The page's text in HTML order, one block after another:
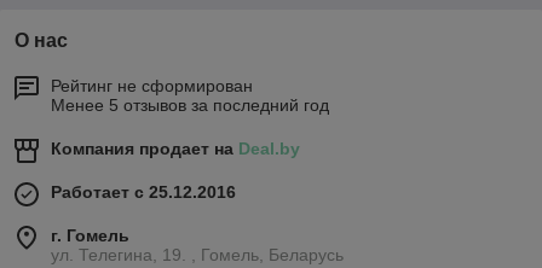
О нас
Рейтинг не сформирован
Менее 5 отзывов за последний год
Компания продает на Deal.by
Работает с 25.12.2016
г. Гомель
ул. Телегина, 19. , Гомель, Беларусь